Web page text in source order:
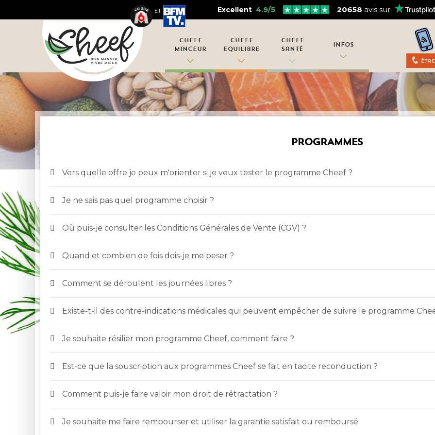
ET Excellent 4.9/5 20658 avis sur
Cheef
Minceur
Cheef
Equilibre
Cheef
Santé
Infos
PROGRAMMES
Vers quelle offre je peux m'orienter si je veux tester le programme Cheef ?
Je ne sais pas quel programme choisir ?
Où puis-je consulter les Conditions Générales de Vente (CGV) ?
Quand et combien de fois dois-je me peser ?
Comment se déroulent les journées libres ?
Existe-t-il des contre-indications médicales qui peuvent empêcher de suivre le programme
Je souhaite résilier mon programme Cheef, comment faire ?
Est-ce que la souscription aux programmes Cheef se fait en tacite reconduction ?
Comment puis-je faire valoir mon droit de rétractation ?
Je souhaite me faire rembourser et utiliser la garantie satisfait ou remboursé